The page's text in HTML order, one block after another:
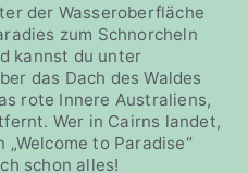
der Wasseroberfläche
zum Schnorcheln
kannst du unter
das Dach des Waldes
rote Innere Australiens,
Wer in Cairns landet,
to Paradise“
schon alles!